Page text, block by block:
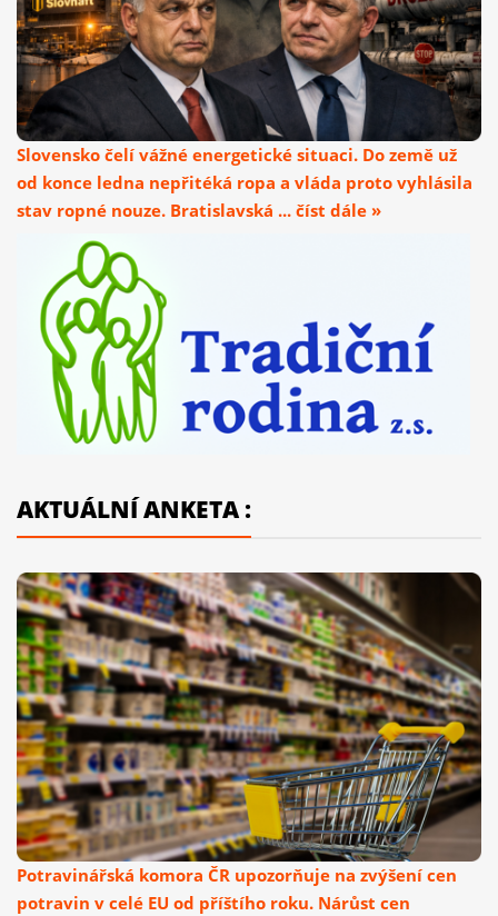
Slovensko čelí vážné energetické situaci. Do země už
od konce ledna nepřitéká ropa a vláda proto vyhlásila
stav ropné nouze. Bratislavská ... číst dále »
AKTUÁLNÍ ANKETA :
Potravinářská komora ČR upozorňuje na zvýšení cen
potravin v celé EU od příštího roku. Nárůst cen